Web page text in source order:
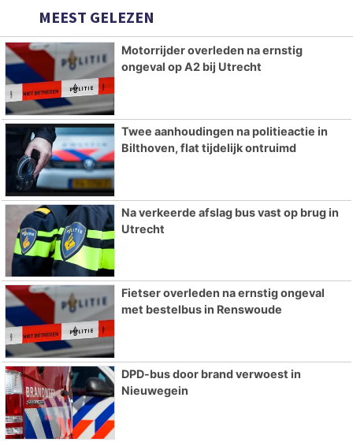
MEEST GELEZEN
Motorrijder overleden na ernstig
ongeval op A2 bij Utrecht
Twee aanhoudingen na politieactie in
Bilthoven, flat tijdelijk ontruimd
Na verkeerde afslag bus vast op brug in
Utrecht
Fietser overleden na ernstig ongeval
met bestelbus in Renswoude
DPD-bus door brand verwoest in
Nieuwegein